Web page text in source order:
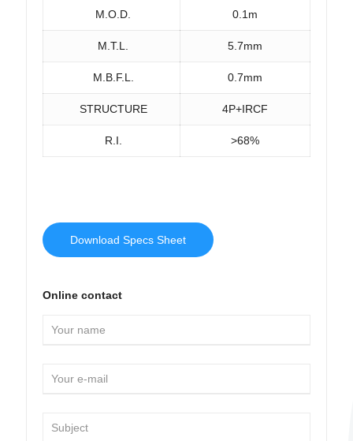
M.O.D. 0.1m
M.T.L. 5.7mm
M.B.F.L. 0.7mm
STRUCTURE 4P+IRCF
R.I. >68%
Download Specs Sheet
Online contact